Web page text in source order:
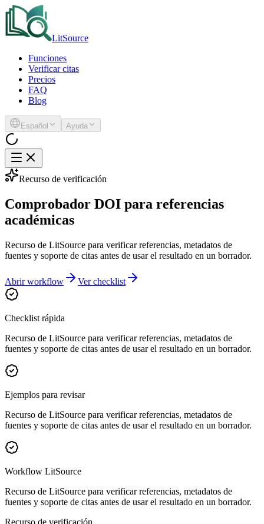
LitSource
Funciones
Verificar citas
Precios
FAQ
Blog
Español Ayuda
Recurso de verificación
Comprobador DOI para referencias
académicas
Recurso de LitSource para verificar referencias, metadatos de
fuentes y soporte de citas antes de usar el resultado en un borrador.
Abrir workflow Ver checklist
Checklist rápida
Recurso de LitSource para verificar referencias, metadatos de
fuentes y soporte de citas antes de usar el resultado en un borrador.
Ejemplos para revisar
Recurso de LitSource para verificar referencias, metadatos de
fuentes y soporte de citas antes de usar el resultado en un borrador.
Workflow LitSource
Recurso de LitSource para verificar referencias, metadatos de
fuentes y soporte de citas antes de usar el resultado en un borrador.
Recurso de verificación